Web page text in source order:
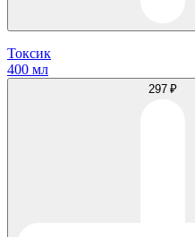
Токсик
400 мл
297 ₽